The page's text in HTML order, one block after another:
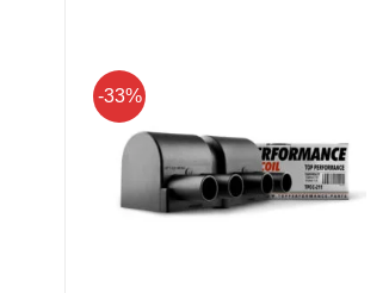
-33%